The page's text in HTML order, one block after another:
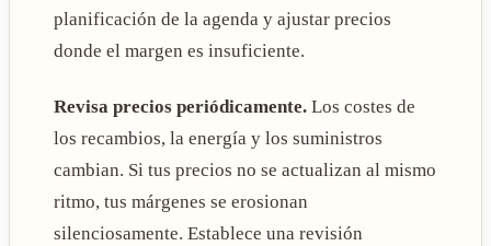
planificación de la agenda y ajustar precios
donde el margen es insuficiente.
Revisa precios periódicamente. Los costes de
los recambios, la energía y los suministros
cambian. Si tus precios no se actualizan al mismo
ritmo, tus márgenes se erosionan
silenciosamente. Establece una revisión